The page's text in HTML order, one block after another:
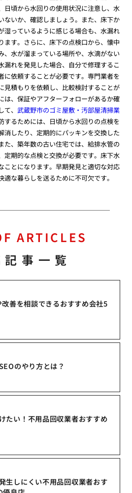
日頃から水回りの使用状況に注意し、水
ないか、確認しましょう。また、床下か
湿っているように感じる場合も、水漏れ
ます。さらに、床下の点検口から、懐中
、水が溜まっている場所や、水滴がない
漏れを発見した場合、自分で修理するこ
に依頼することが必要です。専門業者を
見積もりを依頼し、比較検討することが
は、保証やアフターフォローがあるか確
て、武蔵野市のゴミ屋敷・汚部屋清掃業
するためには、日頃から水回りの点検を
消したり、定期的にパッキンを交換した
た、築年数の古い住宅では、給排水管の
定期的な点検と交換が必要です。床下水
ことになります。早期発見と適切な対応
な暮らしを送るために不可欠です。
ARTICLES
事一覧
善を相談できるおすすめ会社5
のやり方とは？
たい！不用品回収業者おすすめ
生しにくい不用品回収業者おす